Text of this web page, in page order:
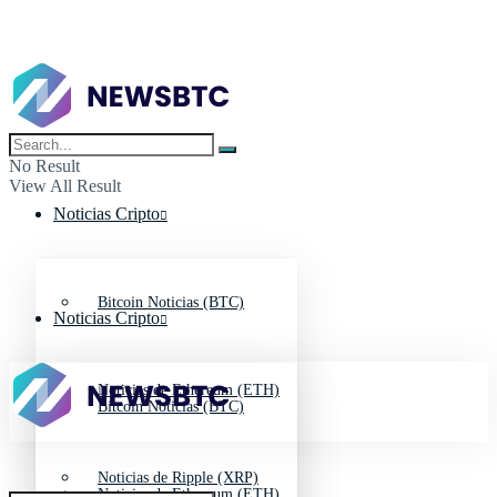
No Result
View All Result
Noticias Cripto
Bitcoin Noticias (BTC)
Noticias de Ethereum (ETH)
Noticias de Ripple (XRP)
Noticias Cripto
Bitcoin Noticias (BTC)